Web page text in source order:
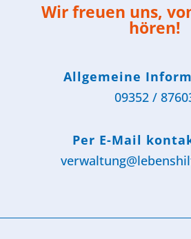
Wir freuen uns,
hören!
Allgemeine
09352 /
Per E-Mail